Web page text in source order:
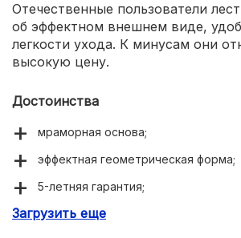
Отечественные пользователи
об эффектном внешнем виде,
легкости ухода. К минусам они
высокую цену.
Достоинства
мраморная основа;
эффектная геометрическая форма;
5-летняя гарантия;
легкость ухода.
Загрузить еще